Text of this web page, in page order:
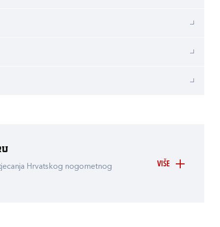
VIŠE
Hrvatskog nogometnog